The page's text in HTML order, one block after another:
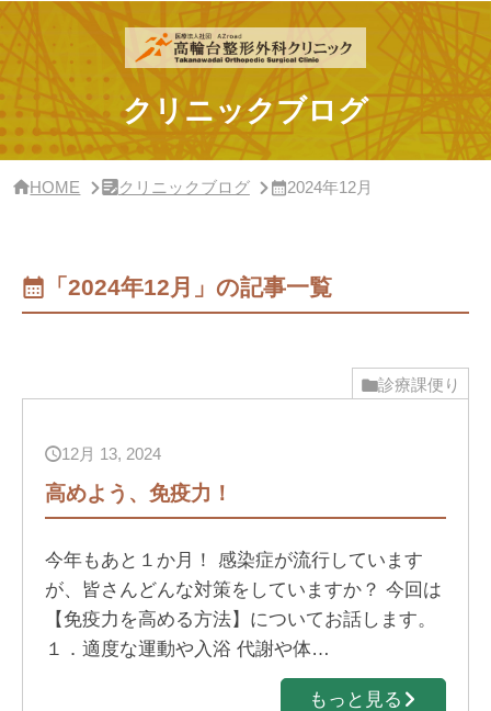
サ
イ
ド
バ
ー・
ク
リ
ニ
クリニックブログ
HOME クリニックブログ 2024年12月
「2024年12月」の記事一覧
診療課便り
12月 13, 2024
高めよう、免疫力！
今年もあと１か月！ 感染症が流行しています
が、皆さんどんな対策をしていますか？ 今回は
【免疫力を高める方法】についてお話します。
１．適度な運動や入浴 代謝や体…
もっと見る